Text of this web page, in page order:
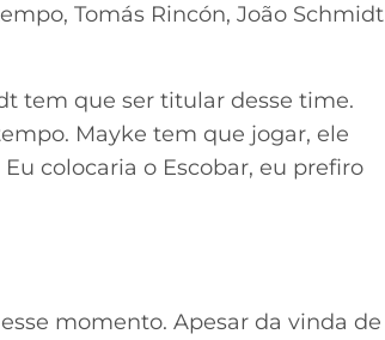
Tomás Rincón, João Schmidt
tem que ser titular desse time.
Mayke tem que jogar, ele
colocaria o Escobar, eu prefiro
momento. Apesar da vinda de